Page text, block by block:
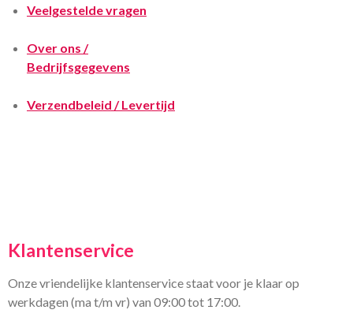
Veelgestelde vragen
Over ons /
Bedrijfsgegevens
Verzendbeleid / Levertijd
Klantenservice
Onze vriendelijke klantenservice staat voor je klaar op
werkdagen (ma t/m vr) van 09:00 tot 17:00.